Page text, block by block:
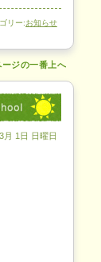
リー:お知らせ
ージの一番上へ
月 1日 日曜日